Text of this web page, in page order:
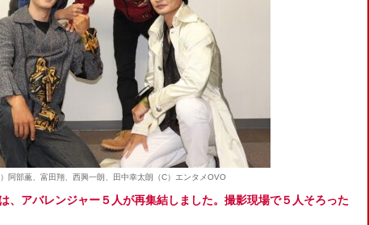
）阿部薫、富田翔、西興一朗、田中幸太朗（C）エンタメOVO
、アバレンジャー５人が再集結しました。撮影現場で５人そろった